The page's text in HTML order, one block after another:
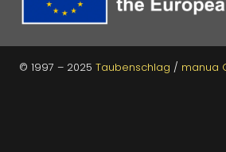
© 1997 – 2025 Taubenschlag / manua